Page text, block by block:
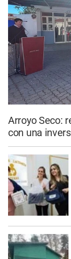
Arroyo Seco:
con una